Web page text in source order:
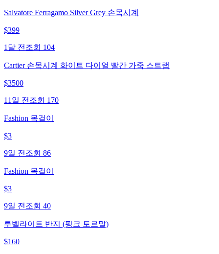
Salvatore Ferragamo Silver Grey 손목시계
$399
1달 전 조회 104
Cartier 손목시계 화이트 다이얼 빨간 가죽 스트랩
$3500
11일 전 조회 170
Fashion 목걸이
$3
9일 전 조회 86
Fashion 목걸이
$3
9일 전 조회 40
루벨라이트 반지 (핑크 토르말)
$160